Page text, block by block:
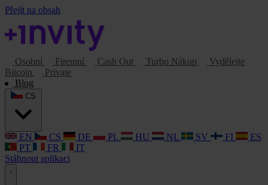
Přejít na obsah
Osobní Firemní Cash Out Turbo Nákup
Vydělejte
Bitcoin
Private
Blog
EN CS DE PL HU NL SV FI
ES
PT
FR
IT
Stáhnout aplikaci